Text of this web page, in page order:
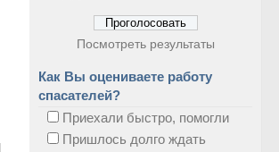
Посмотреть результаты
Как Вы оцениваете работу
спасателей?
Приехали быстро, помогли
Пришлось долго ждать